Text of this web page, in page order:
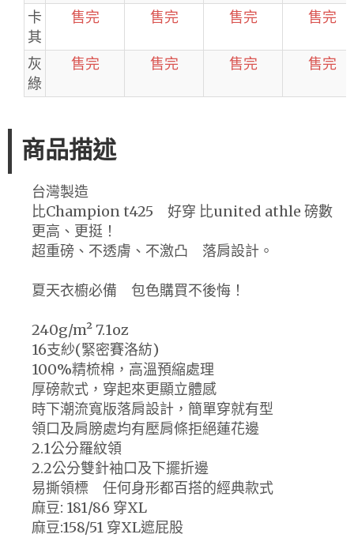
卡
其
售完 售完 售完 售完
灰
綠
售完 售完 售完 售完
商品描述
台灣製造
比Champion t425 好穿 比united athle 磅數
更高、更挺！
超重磅、不透膚、不激凸 落肩設計。
夏天衣櫥必備 包色購買不後悔！
240g/m² 7.1oz
16支紗(緊密賽洛紡)
100%精梳棉，高溫預縮處理
厚磅款式，穿起來更顯立體感
時下潮流寬版落肩設計，簡單穿就有型
領口及肩膀處均有壓肩條拒絕蓮花邊
2.1公分羅紋領
2.2公分雙針袖口及下擺折邊
易撕領標 任何身形都百搭的經典款式
麻豆: 181/86 穿XL
麻豆:158/51 穿XL遮屁股